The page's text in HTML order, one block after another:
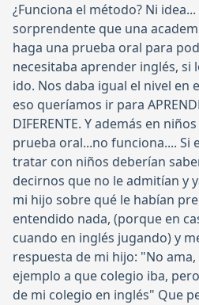
¿Funciona el método? Ni
sorprendente que una
haga una prueba oral para
necesitaba aprender inglés, si
ido. Nos daba igual el nivel en
eso queríamos ir para
DIFERENTE. Y además en
prueba oral...no funciona.... Si
tratar con niños deberían
decirnos que no le admitían y
mi hijo sobre qué le habían
entendido nada, (porque en
cuando en inglés jugando) y
respuesta de mi hijo: "No
ejemplo a que colegio iba,
de mi colegio en inglés" Que